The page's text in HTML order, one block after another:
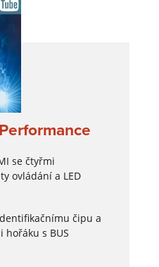
se čtyřmi
ovládání a LED
čipu a
s BUS